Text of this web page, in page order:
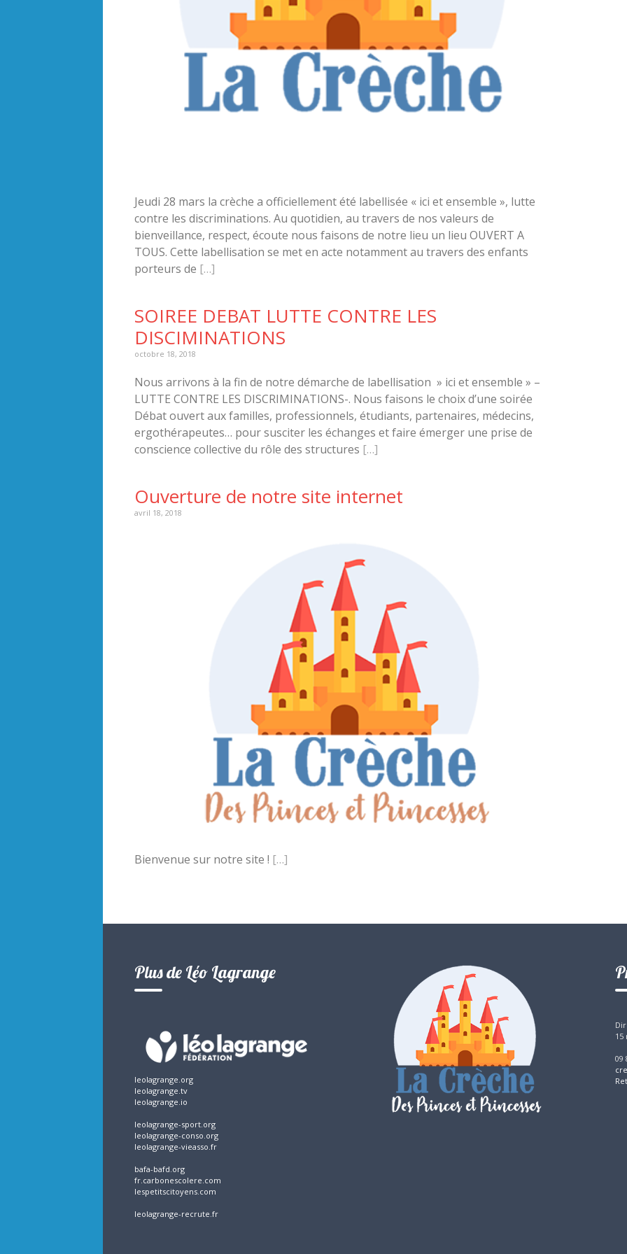
Jeudi 28 mars la crèche a officiellement été labellisée « ici et ensemble », lutte
contre les discriminations. Au quotidien, au travers de nos valeurs de
bienveillance, respect, écoute nous faisons de notre lieu un lieu OUVERT A
TOUS. Cette labellisation se met en acte notamment au travers des enfants
porteurs de […]
SOIREE DEBAT LUTTE CONTRE LES
DISCIMINATIONS
octobre 18, 2018
Nous arrivons à la fin de notre démarche de labellisation » ici et ensemble » –
LUTTE CONTRE LES DISCRIMINATIONS-. Nous faisons le choix d’une soirée
Débat ouvert aux familles, professionnels, étudiants, partenaires, médecins,
ergothérapeutes… pour susciter les échanges et faire émerger une prise de
conscience collective du rôle des structures […]
Ouverture de notre site internet
avril 18, 2018
Bienvenue sur notre site ! […]
Plus de Léo Lagrange
leolagrange.org
leolagrange.tv
leolagrange.io
leolagrange-sport.org
leolagrange-conso.org
leolagrange-vieasso.fr
bafa-bafd.org
fr.carbonescolere.com
lespetitscitoyens.com
leolagrange-recrute.fr
15
09